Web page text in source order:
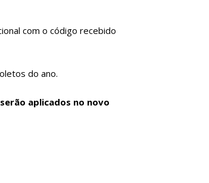
com o código recebido
do ano.
aplicados no novo